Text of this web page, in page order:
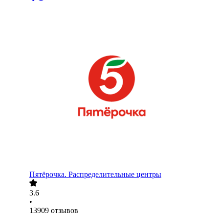
Пятёрочка. Распределительные центры
3.6
•
13909 отзывов